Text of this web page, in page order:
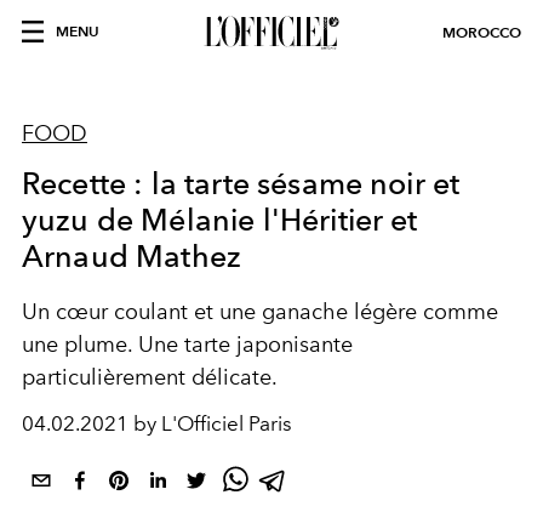
MENU MOROCCO
FOOD
Recette : la tarte sésame noir et
yuzu de Mélanie l'Héritier et
Arnaud Mathez
Un cœur coulant et une ganache légère comme
une plume. Une tarte japonisante
particulièrement délicate.
04.02.2021 by L'Officiel Paris